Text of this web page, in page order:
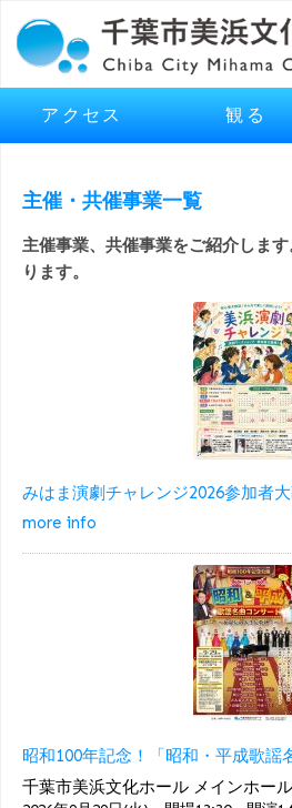
アクセス 観る
主催・共催事業一覧
主催事業、共催事業をご紹介しま
ります。
みはま演劇チャレンジ2026参加者大
more info
昭和100年記念！「昭和・平成歌謡
千葉市美浜文化ホール メインホール